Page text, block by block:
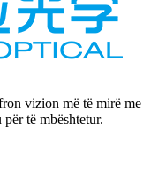
vizion më të mirë me
të mbështetur.